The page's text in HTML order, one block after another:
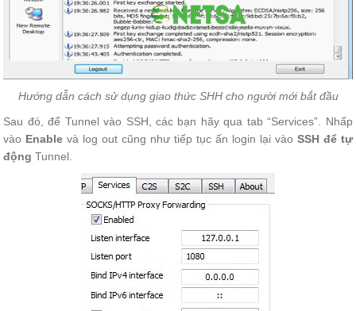
Hướng dẫn cách sử dụng giao thức SHH cho người mới bắt đầu
Sau đó, để Tunnel vào SSH, các bạn hãy qua tab “Services”. Nhấp
vào Enable và log out cũng như tiếp tục ấn login lại vào SSH để tự
động Tunnel.